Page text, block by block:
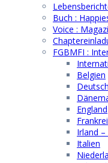
Buch :
Voice :
FGBMFI :
Belgien
England
Irland –
Italien